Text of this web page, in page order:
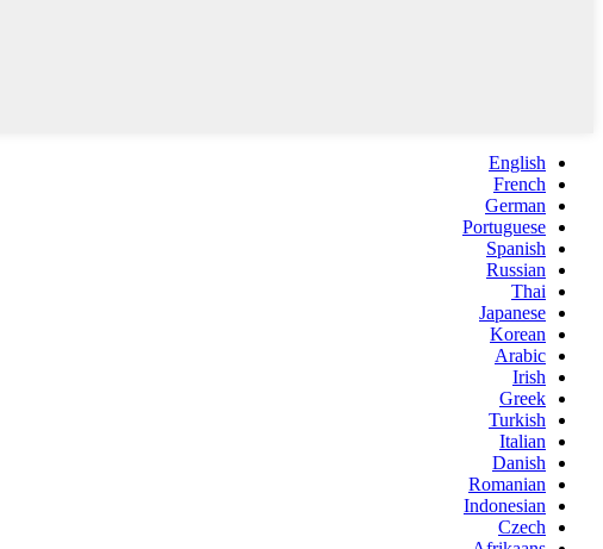
English
French
German
Portuguese
Spanish
Russian
Thai
Japanese
Korean
Arabic
Irish
Greek
Turkish
Italian
Danish
Romanian
Indonesian
Czech